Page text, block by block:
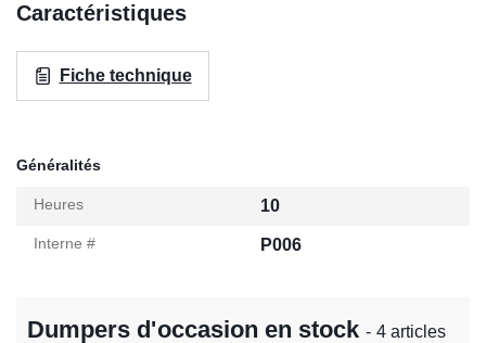
Caractéristiques
Fiche technique
Généralités
Heures 10
Interne # P006
Dumpers d'occasion en stock- 4 articles